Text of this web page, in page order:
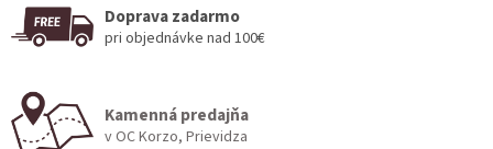
Doprava zadarmo
pri objednávke nad 100€
Kamenná predajňa
v OC Korzo, Prievidza